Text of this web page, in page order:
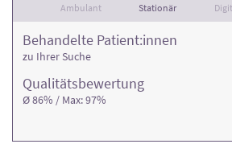
Ambulant Stationär
Qualitäts­bewertung
Ø 86% / Max: 97%
Behandelte Patient:innen
zu Ihrer Suche